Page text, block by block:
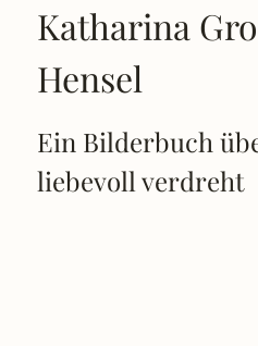
Katharina
Hensel
Ein Bilderbuch
liebevoll verdreht